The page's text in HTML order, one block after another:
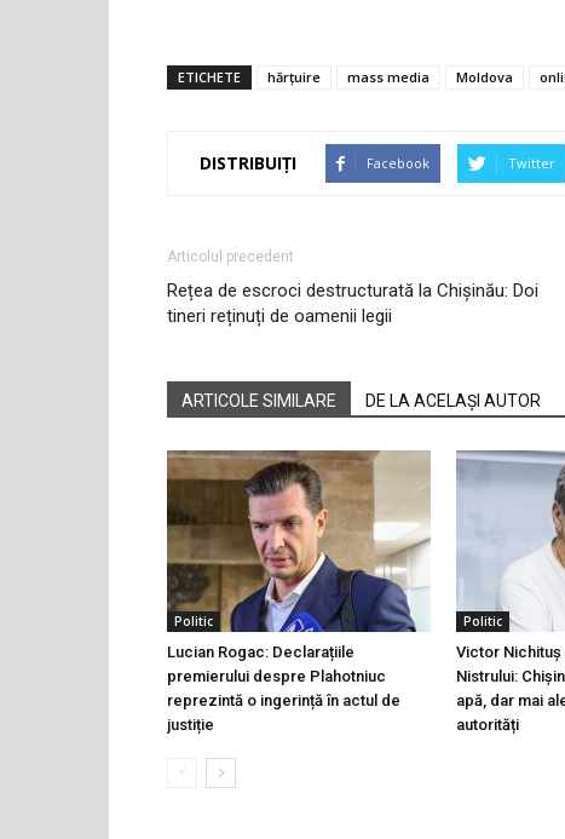
ETICHETE hărțuire mass media Moldova
DISTRIBUIȚI Facebook Twitter
Articolul precedent
Rețea de escroci destructurată la Chișinău: Doi
tineri reținuți de oamenii legii
ARTICOLE SIMILARE DE LA ACELAȘI AUTOR
Politic
Lucian Rogac: Declarațiile
premierului despre Plahotniuc
reprezintă o ingerință în actul de
justiție
Politic
Victor
Nistrului:
apă, dar mai
autorități